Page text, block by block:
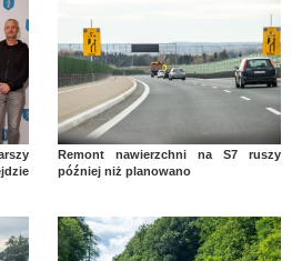
Remont nawierzchni na S7 ruszy
później niż planowano